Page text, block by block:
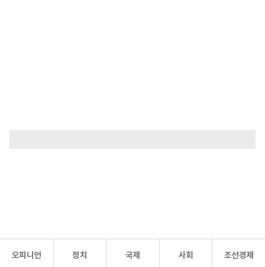
오피니언 정치 국제 사회 조선경제